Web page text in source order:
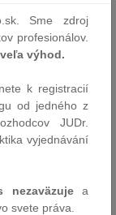
pre nepeňažné
V praxi sa
napríklad hnuteľné
Vklad môže byť aj
a čiastočne
know-how.
jedna z možností
základný kapitál
obmedzeným)
Sme zdroj
profesionálov.
výhod.
k registracií
od jedného z
JUDr.
vyjednávání
nezaväzujea
svete práva.